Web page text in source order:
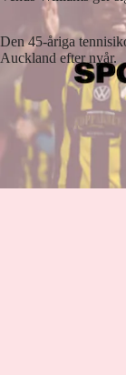
Den 45-åriga
Auckland efter nyår.